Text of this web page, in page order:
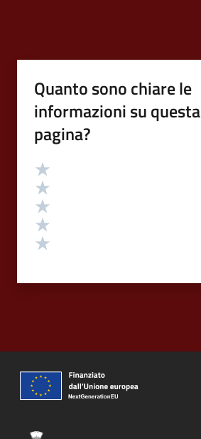
Quanto sono chiare le
informazioni su questa
pagina?
Valutazione